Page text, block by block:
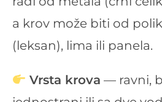
a krov može biti od
(leksan), lima ili panela.
Vrsta krova — ravni,